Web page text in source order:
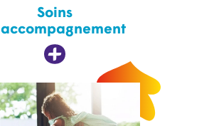
Soins